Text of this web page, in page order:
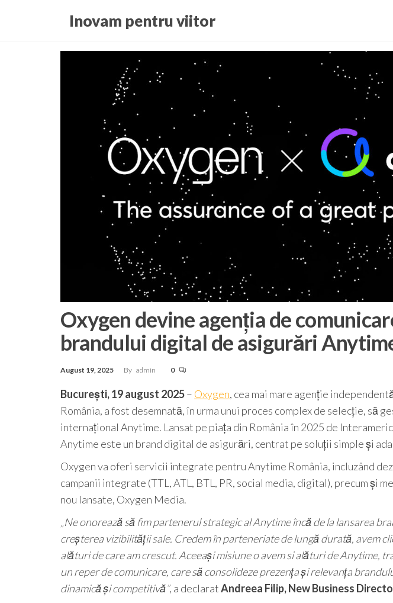
Inovam pentru viitor
Oxygen devine agenția de
brandului digital de asigurări
August 19, 2025 By admin 0
București, 19 august 2025– Oxygen, cea mai mare agenție
România, a fost desemnată, în urma unui proces complex de selecție, să
internațional Anytime. Lansat pe piața din România în 2025 de
Anytime este un brand digital de asigurări, centrat pe soluții simple și
Oxygen va oferi servicii integrate pentru Anytime România, incluzând
campanii integrate (TTL, ATL, BTL, PR, social media, digital), precum și
nou lansate, Oxygen Media.
„Ne onorează să fim partenerul strategic al Anytime încă de la lansarea
creșterea vizibilității sale. Credem în parteneriate de lungă durată, avem
alături de care am crescut. Aceeași misiune o avem si alături de Anytime,
un reper de comunicare, care să consolideze prezența și relevanța
dinamică și competitivă”, a declaratAndreea Filip, New Business